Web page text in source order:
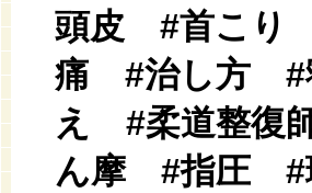
頭皮 #首こり
痛 #治し方 #
え #柔道整復
ん摩 #指圧 #